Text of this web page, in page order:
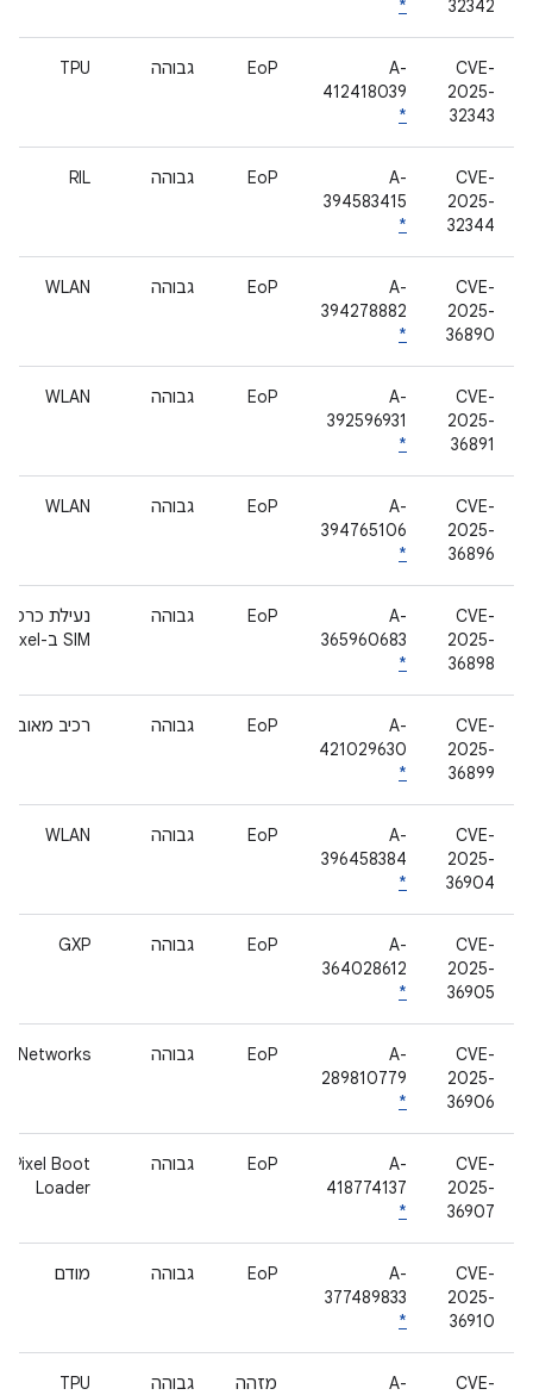
32342
*
CVE-
2025-
32343
A-
412418039
*
EoP גבוהה TPU
CVE-
2025-
32344
A-
394583415
*
EoP גבוהה RIL
CVE-
2025-
36890
A-
394278882
*
EoP גבוהה WLAN
CVE-
2025-
36891
A-
392596931
*
EoP גבוהה WLAN
CVE-
2025-
36896
A-
394765106
*
EoP גבוהה WLAN
CVE-
2025-
36898
A-
365960683
*
EoP גבוהה
נעילת
SIM ב-Pixel
CVE-
2025-
36899
A-
421029630
*
EoP גבוהה רכיב
CVE-
2025-
36904
A-
396458384
*
EoP גבוהה WLAN
CVE-
2025-
36905
A-
364028612
*
EoP גבוהה GXP
CVE-
2025-
36906
A-
289810779
*
EoP גבוהה
CVE-
2025-
36907
A-
418774137
*
EoP גבוהה
Pixel Boot
Loader
CVE-
2025-
36910
A-
377489833
*
EoP גבוהה מודם
CVE-
A-
מזהה גבוהה TPU